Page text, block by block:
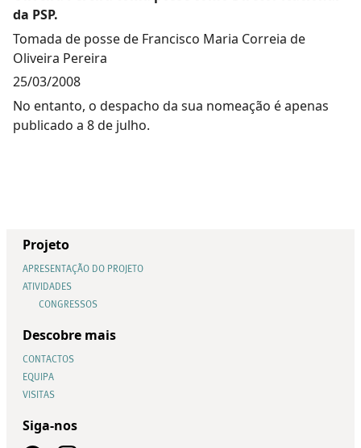
da PSP.
Tomada de posse de Francisco Maria Correia de
Oliveira Pereira
25/03/2008
No entanto, o despacho da sua nomeação é apenas
publicado a 8 de julho.
Projeto
APRESENTAÇÃO DO PROJETO
ATIVIDADES
CONGRESSOS
Descobre mais
CONTACTOS
EQUIPA
VISITAS
Siga-nos